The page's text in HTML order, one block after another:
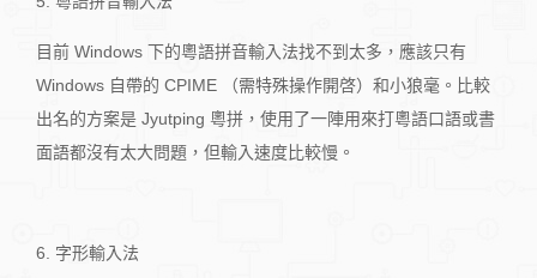
目前 Windows 下的粵語拼音輸入法找不到太多，應該只有
Windows 自帶的 CPIME （需特殊操作開啓）和小狼毫。比較
出名的方案是 Jyutping 粵拼，使用了一陣用來打粵語口語或書
面語都沒有太大問題，但輸入速度比較慢。
6. 字形輸入法